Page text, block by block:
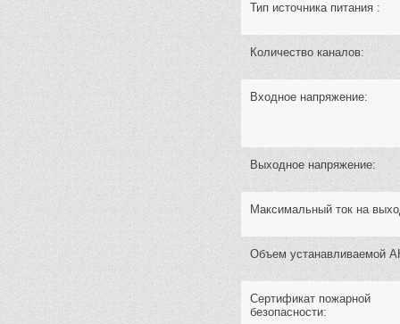
Тип источника питания :
Количество каналов:
Входное напряжение:
Выходное напряжение:
Максимальный ток на
Объем устанавливаемой
Сертификат пожарной
безопасности: